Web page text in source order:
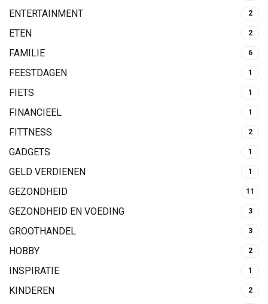
ENTERTAINMENT 2
ETEN 2
FAMILIE 6
FEESTDAGEN 1
FIETS 1
FINANCIEEL 1
FITTNESS 2
GADGETS 1
GELD VERDIENEN 1
GEZONDHEID 11
GEZONDHEID EN VOEDING 3
GROOTHANDEL 3
HOBBY 2
INSPIRATIE 1
KINDEREN 2